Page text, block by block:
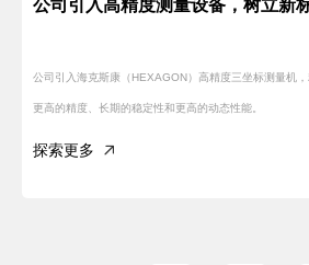
公司引入高精度测量设备，树立新
公司引入海克斯康（HEXAGON）高精度三坐标测量机
更高的精度、长期的稳定性和更高的动态性能。
探索更多